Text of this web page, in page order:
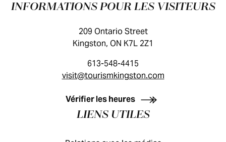
GUIDE DES VISITEURS
INFORMATIONS POUR LES VISITEURS
209 Ontario Street
Kingston, ON K7L 2Z1
613-548-4415
visit@tourismkingston.com
Vérifier les heures
LIENS UTILES